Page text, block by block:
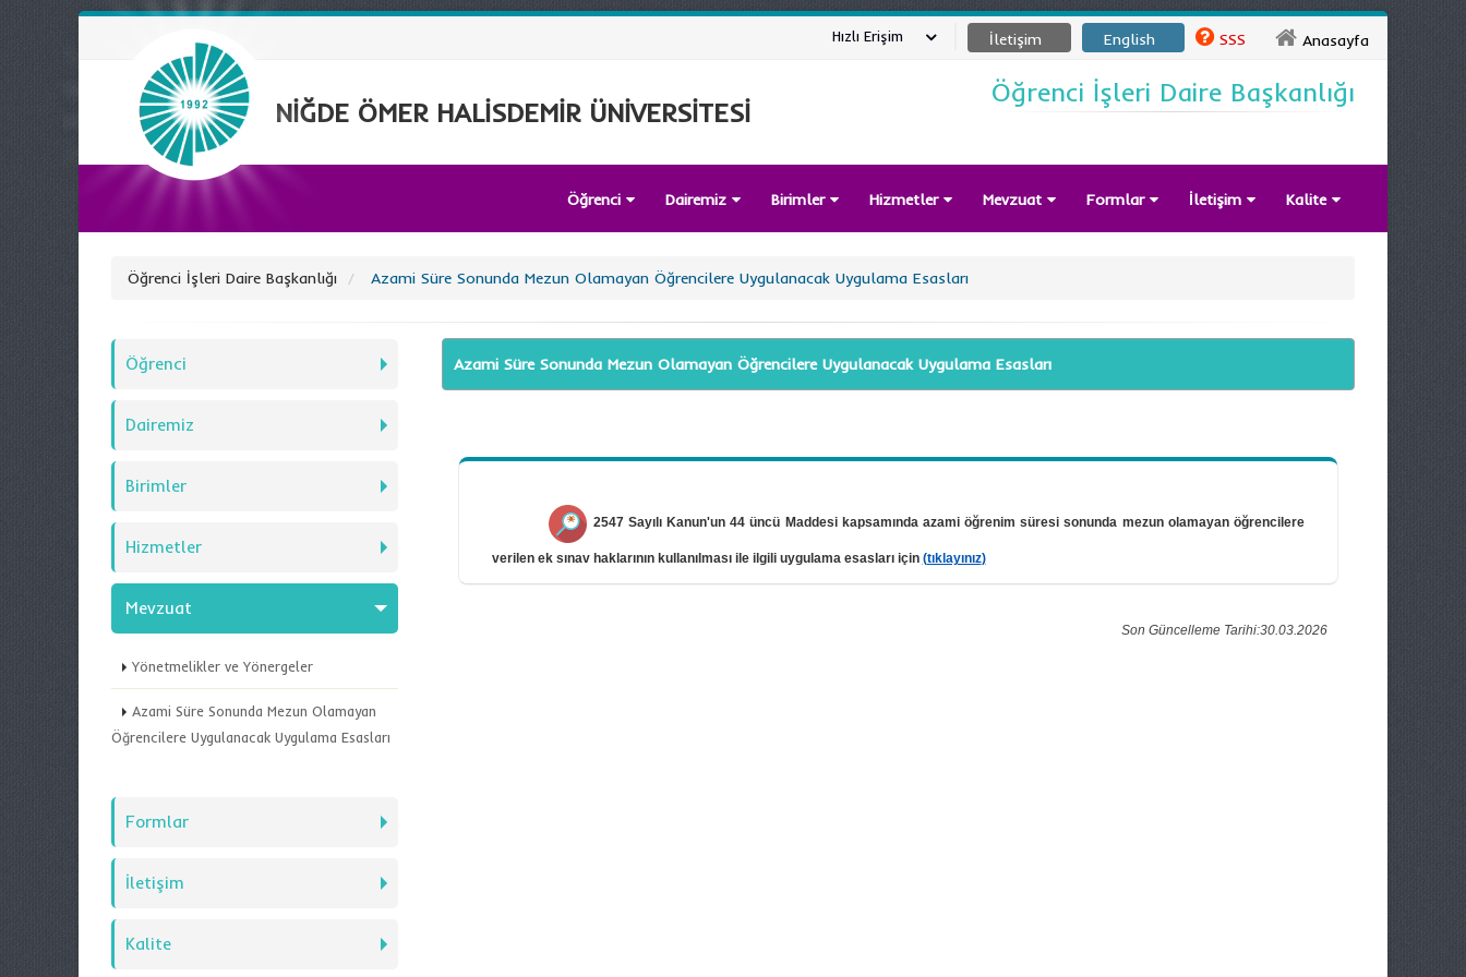
Anasayfa
SSS
English
İletişim
Hızlı Erişim
NİĞDE ÖMER HALİSDEMİR ÜNİVERSİTESİ
Öğrenci İşleri Daire Başkanlığı
Öğrenci Dairemiz Birimler Hizmetler Mevzuat Formlar İletişim Kalite
Öğrenci İşleri Daire Başkanlığı Azami Süre Sonunda Mezun Olamayan Öğrencilere Uygulanacak Uygulama Esasları
Öğrenci
Dairemiz
Birimler
Hizmetler
Mevzuat
Yönetmelikler ve Yönergeler
Azami Süre Sonunda Mezun Olamayan
Öğrencilere Uygulanacak Uygulama Esasları
Formlar
İletişim
Kalite
Azami Süre Sonunda Mezun Olamayan Öğrencilere Uygulanacak Uygulama Esasları
2547 Sayılı Kanun'un 44 üncü Maddesi kapsamında azami öğrenim süresi sonunda mezun olamayan öğrencilere
verilen ek sınav haklarının kullanılması ile ilgili uygulama esasları için (tıklayınız)
Son Güncelleme Tarihi:30.03.2026